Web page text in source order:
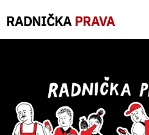
RADNIČKA PRAVA